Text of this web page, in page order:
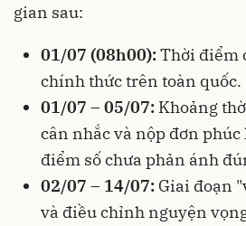
gian sau:
01/07 (08h00):Thời điểm
chính thức trên toàn quốc.
01/07 – 05/07: Khoảng
cân nhắc và nộp đơn
điểm số chưa phản ánh
02/07 – 14/07: Giai đoạn
và điều chỉnh nguyện